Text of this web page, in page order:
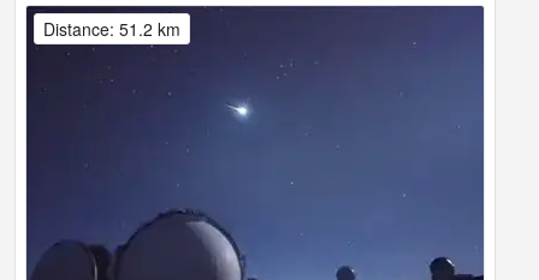
Distance: 51.2 km